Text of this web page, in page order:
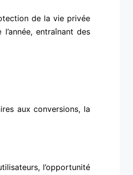
de la vie privée
entraînant des
aux conversions, la
l’opportunité